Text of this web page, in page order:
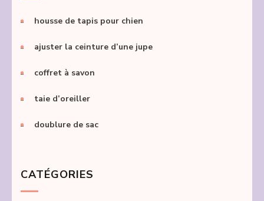
housse de tapis pour chien
ajuster la ceinture d’une jupe
coffret à savon
taie d’oreiller
doublure de sac
CATÉGORIES